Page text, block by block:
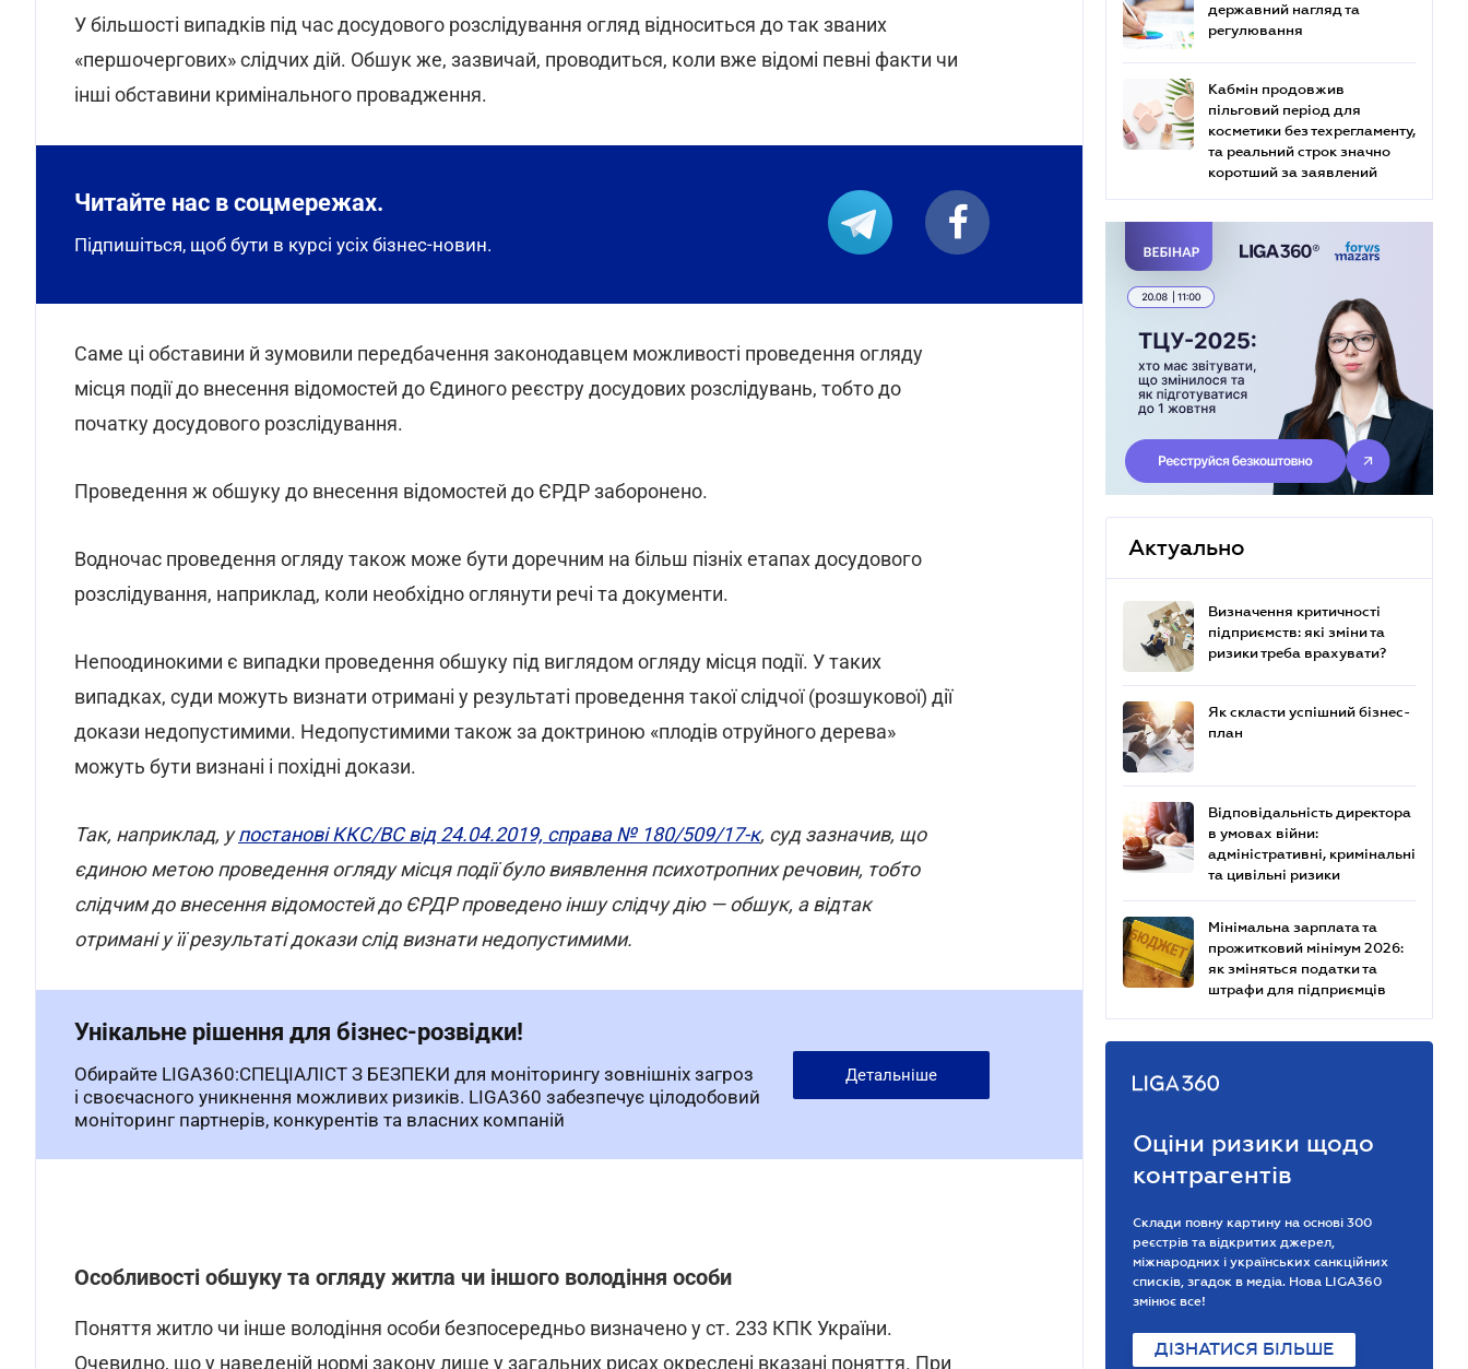
У більшості випадків під час досудового розслідування огляд відноситься до так званих
«першочергових» слідчих дій. Обшук же, зазвичай, проводиться, коли вже відомі певні факти чи
інші обставини кримінального провадження.
Читайте нас в соцмережах.
Підпишіться, щоб бути в курсі усіх бізнес-новин.
Саме ці обставини й зумовили передбачення законодавцем можливості проведення огляду
місця події до внесення відомостей до Єдиного реєстру досудових розслідувань, тобто до
початку досудового розслідування.
Проведення ж обшуку до внесення відомостей до ЄРДР заборонено.
Водночас проведення огляду також може бути доречним на більш пізніх етапах досудового
розслідування, наприклад, коли необхідно оглянути речі та документи.
Непоодинокими є випадки проведення обшуку під виглядом огляду місця події. У таких
випадках, суди можуть визнати отримані у результаті проведення такої слідчої (розшукової) дії
докази недопустимими. Недопустимими також за доктриною «плодів отруйного дерева»
можуть бути визнані і похідні докази.
Так, наприклад, упостанові ККС/ВС від 24.04.2019, справа № 180/509/17-к, суд зазначив, що
єдиною метою проведення огляду місця події було виявлення психотропних речовин, тобто
слідчим до внесення відомостей до ЄРДР проведено іншу слідчу дію — обшук, а відтак
отримані у її результаті докази слід визнати недопустимими.
Унікальне рішення для бізнес-розвідки!
Обирайте LIGA360:СПЕЦІАЛІСТ З БЕЗПЕКИ для моніторингу зовнішніх загроз
і своєчасного уникнення можливих ризиків. LIGA360 забезпечує цілодобовий
моніторинг партнерів, конкурентів та власних компаній
Детальніше
Особливості обшуку та огляду житла чи іншого володіння особи
Поняття житло чи інше володіння особи безпосередньо визначено у ст. 233 КПК України.
Очевидно, що у наведеній нормі закону лише у загальних рисах окреслені вказані поняття. При
державний нагляд та
регулювання
Кабмін продовжив
пільговий період для
косметики без техрегламенту,
та реальний строк значно
коротший за заявлений
Актуально
Визначення критичності
підприємств: які зміни та
ризики треба врахувати?
Як скласти успішний бізнес-
план
Відповідальність директора
в умовах війни:
адміністративні, кримінальні
та цивільні ризики
Мінімальна зарплата та
прожитковий мінімум 2026:
як зміняться податки та
штрафи для підприємців
Оціни ризики щодо
контрагентів
Склади повну картину на основі 300
реєстрів та відкритих джерел,
міжнародних і українських санкційних
списків, згадок в медіа. Нова LIGA360
змінює все!
ДІЗНАТИСЯ БІЛЬШЕ